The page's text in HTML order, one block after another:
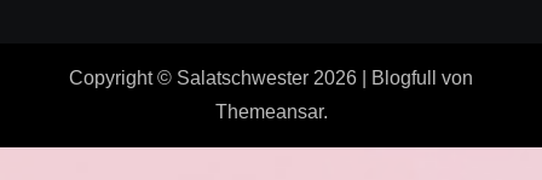
Copyright © Salatschwester 2026 Blogfull
von
Themeansar.